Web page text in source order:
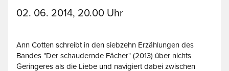
02. 06. 2014, 20.00 Uhr
Ann Cotten schreibt in den siebzehn Erzählungen des
Bandes "Der schaudernde Fächer" (2013) über nichts
Geringeres als die Liebe und navigiert dabei zwischen